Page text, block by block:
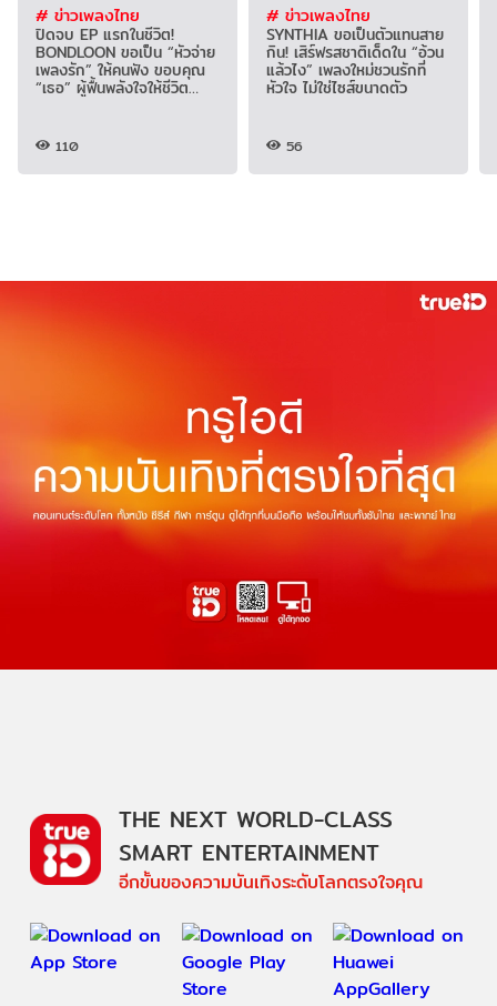
# ข่าวเพลงไทย
ปิดจบ EP แรกในชีวิต!
BONDLOON ขอเป็น “หัวจ่าย
เพลงรัก” ให้คนฟัง ขอบคุณ
“เธอ” ผู้ฟื้นพลังใจให้ชีวิต
110
# ข่าวเพลงไทย
SYNTHIA ขอเป็นตัวแทนสาย
กิน! เสิร์ฟรสชาติเด็ดใน “อ้วน
แล้วไง” เพลงใหม่ชวนรักที่
หัวใจ ไม่ใช่ไซส์ขนาดตัว
56
THE NEXT WORLD-CLASS
SMART ENTERTAINMENT
อีกขั้นของความบันเทิงระดับโลกตรงใจคุณ